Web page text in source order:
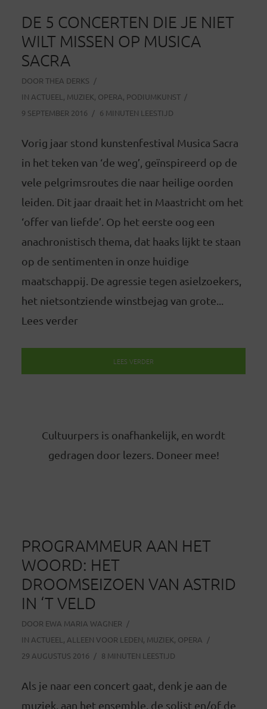
DE 5 CONCERTEN DIE JE NIET
WILT MISSEN OP MUSICA
SACRA
DOOR THEA DERKS
IN ACTUEEL , MUZIEK, OPERA, PODIUMKUNST
9 SEPTEMBER 2016
6 MINUTEN LEESTIJD
Vorig jaar stond kunstenfestival Musica Sacra
in het teken van ‘de weg’, geïnspireerd op de
vele pelgrimsroutes die naar heilige oorden
leiden. Dit jaar draait het in Maastricht om het
‘offer van liefde’. Op het eerste oog een
anachronistisch thema, dat haaks lijkt te staan
op de sentimenten in onze huidige
maatschappij. De agressie tegen asielzoekers,
het nietsontziende winstbejag van grote...
Lees verder
LEES VERDER
Cultuurpers is onafhankelijk, en wordt
gedragen door lezers. Doneer mee!
PROGRAMMEUR AAN HET
WOORD: HET
DROOMSEIZOEN VAN ASTRID
IN ‘T VELD
DOOR EWA MARIA WAGNER
IN ACTUEEL , ALLEEN VOOR LEDEN, MUZIEK, OPERA
29 AUGUSTUS 2016
8 MINUTEN LEESTIJD
Als je naar een concert gaat, denk je aan de
muziek, aan het ensemble, de solist en/of de